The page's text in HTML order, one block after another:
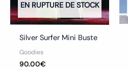
EN RUPTURE DE STOCK
Silver Surfer Mini Buste
Goodies
90.00€